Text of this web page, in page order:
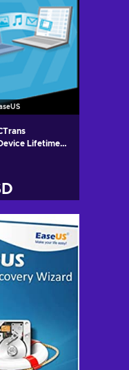
Lifetime
carrello
offerte